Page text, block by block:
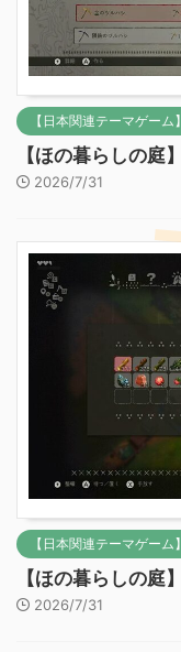
【日本関連テーマゲーム】
【ほの暮らしの庭
2026/7/31
【日本関連テーマゲーム】
【ほの暮らしの
2026/7/31